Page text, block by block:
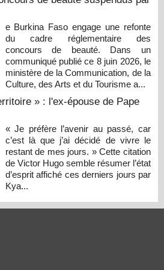
e Burkina Faso engage une refonte
du cadre réglementaire des
concours de beauté. Dans un
communiqué publié ce 8 juin 2026, le
ministère de la Communication, de la
Culture, des Arts et du Tourisme a...
» : l'ex-épouse de Pape
« Je préfère l’avenir au passé, car
c’est là que j’ai décidé de vivre le
restant de mes jours. » Cette citation
de Victor Hugo semble résumer l’état
d’esprit affiché ces derniers jours par
Kya...